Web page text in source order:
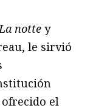
notte y
le sirvió
el